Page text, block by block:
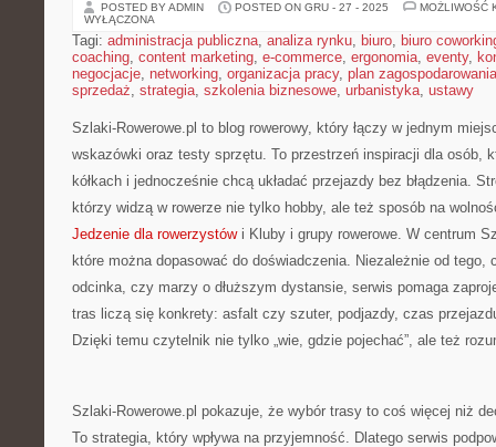
POSTED BY ADMIN POSTED ON GRU - 27 - 2025
MOŻLIWOŚĆ
WYŁĄCZONA
Tagi: administracja publiczna, analiza rynku, biuro, biuro
coaching, content marketing, e-commerce, ergonomia, eventy,
negocjacje, networking, organizacja pracy, plan zagospodarowania
sprzedaż, strategia, szkolenia biznesowe, urbanistyka, ustawy
Szlaki-Rowerowe.pl to blog rowerowy, który łączy w jednym
wskazówki oraz testy sprzętu. To przestrzeń inspiracji dla osób,
kółkach i jednocześnie chcą układać przejazdy bez błądzenia.
którzy widzą w rowerze nie tylko hobby, ale też sposób na
Jedzenie dla rowerzystówi Kluby i grupy rowerowe. W centrum
które można dopasować do doświadczenia. Niezależnie od tego,
odcinka, czy marzy o dłuższym dystansie, serwis pomaga
tras liczą się konkrety: asfalt czy szuter, podjazdy, czas
Dzięki temu czytelnik nie tylko „wie, gdzie pojechać”, ale też
Szlaki-Rowerowe.pl pokazuje, że wybór trasy to coś więcej niż
To strategia, który wpływa na przyjemność. Dlatego serwis